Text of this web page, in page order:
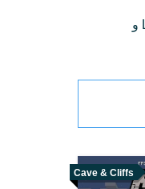
واستكشف تحديث Caves and Cliffs Part 2 مع توليد عالم جديد، ارتفاع موسع من -64 إلى 320، biomes كهفية مثل Lush Caves و
Cave & Cliffs